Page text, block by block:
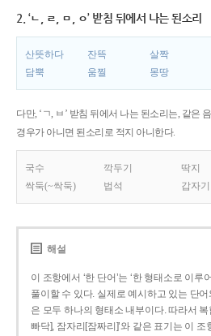
2. ‘ㄴ, ㄹ, ㅁ, ㅇ’ 받침 뒤에서 나는 된소리
산뜻하다 잔뜩 살짝
담뿍
움찔 몽땅
다만, ‘ㄱ, ㅂ’ 받침 뒤에서 나는 된소리는, 같은
경우가 아니면 된소리로 적지 아니한다.
국수 깍두기 딱지
싹둑(~싹둑)
법석 갑자기
해설
이 조항에서 ‘한 단어’는 ‘한 형태소로 이루
풀이할 수 있다. 실제로 예시하고 있는 단
은 모두 하나의 형태소 내부이다. 따라서
빠닥], 잠자리[잠짜리]’와 같은 표기는 이